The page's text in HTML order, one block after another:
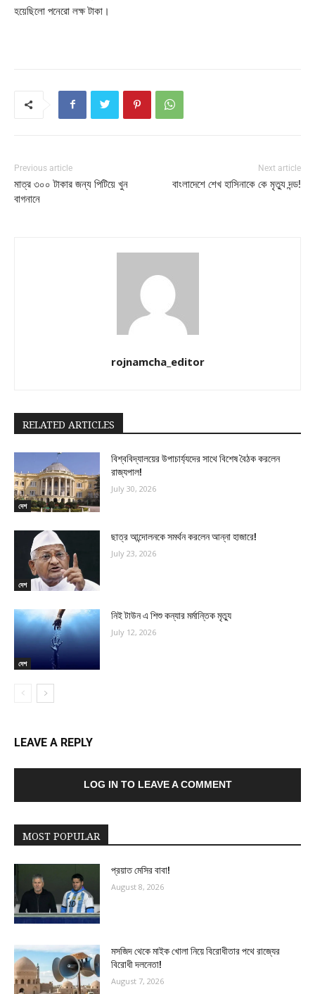
হয়েছিলো পনেরো লক্ষ টাকা।
Previous article
মাত্র ৩০০ টাকার জন্য পিটিয়ে খুন
বাগনানে
Next article
বাংলাদেশে শেখ হাসিনাকে কে মৃত্যু দন্ড!
rojnamcha_editor
RELATED ARTICLES
দেশ
বিশ্ববিদ্যালয়ের উপাচার্য্যদের সাথে বিশেষ বৈঠক করলেন
রাজ্যপাল!
July 30, 2026
দেশ
ছাত্র আন্দোলনকে সমর্থন করলেন আন্না হাজারে!
July 23, 2026
দেশ
নিই টাউন এ শিশু কন্যার মর্মান্তিক মৃত্যু
July 12, 2026
LEAVE A REPLY
LOG IN TO LEAVE A COMMENT
MOST POPULAR
প্রয়াত মেসির বাবা!
August 8, 2026
মসজিদ থেকে মাইক খোলা নিয়ে বিরোধীতার পথে রাজ্যের
বিরোধী দলনেতা!
August 7, 2026